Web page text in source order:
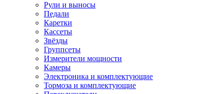
Рули и выносы
Педали
Каретки
Кассеты
Звёзды
Группсеты
Измерители мощности
Камеры
Электроника и комплектующие
Тормоза и комплектующие